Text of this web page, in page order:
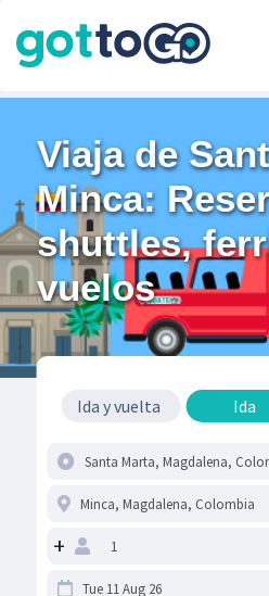
Viaja de
Minca:
shuttles,
vuelos
Ida y vuelta Ida
+